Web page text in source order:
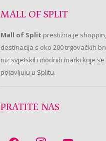
MALL OF SPLIT
Mall of Split prestižna je
destinacija s oko 200 trgovačkih
niz svjetskih modnih marki koje
pojavljuju u Splitu.
PRATITE NAS